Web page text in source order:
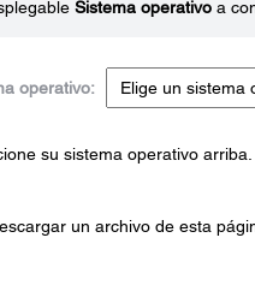
Sistema operativoa
operativo:
su sistema operativo arriba.
un archivo de esta